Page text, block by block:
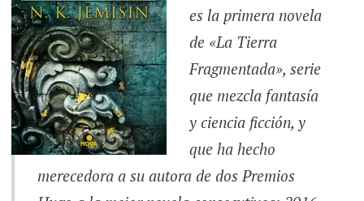
es la primera novela
de «La Tierra
Fragmentada», serie
que mezcla fantasía
y ciencia ficción, y
que ha hecho
merecedora a su autora de dos Premios